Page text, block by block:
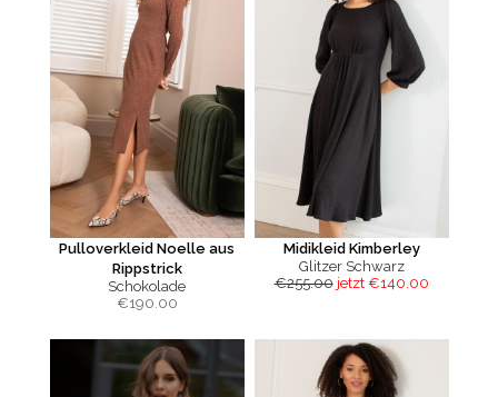
Pulloverkleid Noelle aus
Rippstrick
Schokolade
€190.00
Midikleid Kimberley
Glitzer Schwarz
€255.00 jetzt €140.00